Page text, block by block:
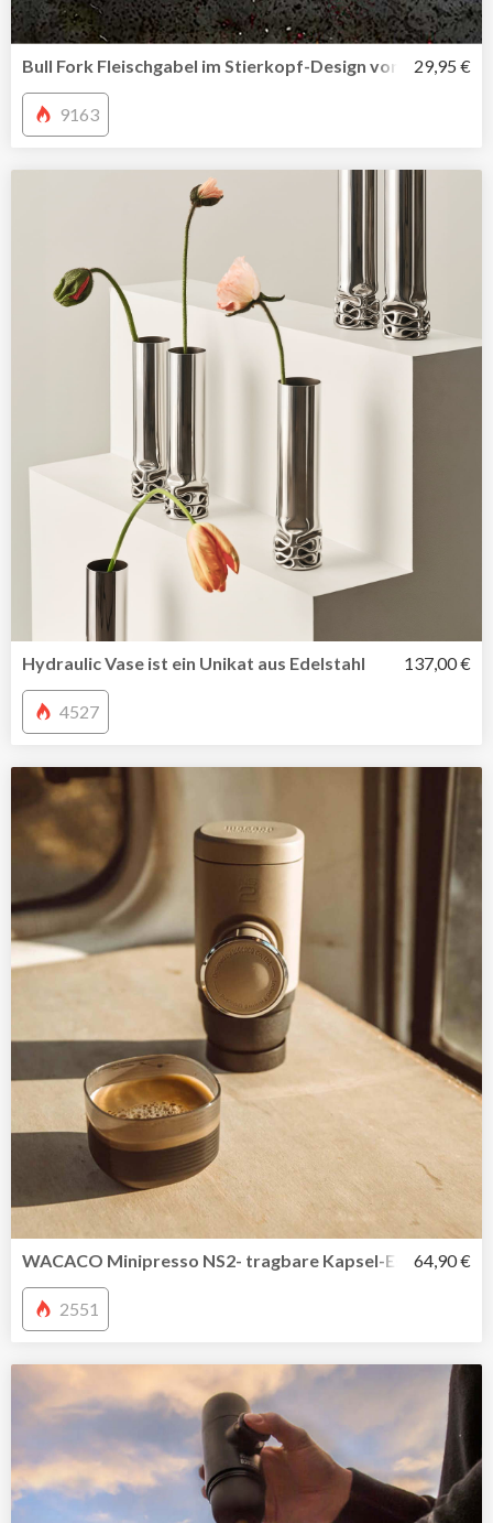
Bull Fork Fleischgabel im Stierkopf-Design von 29,95 €
9163
Hydraulic Vase ist ein Unikat aus Edelstahl 137,00 €
4527
WACACO Minipresso NS2- tragbare Kapsel- 64,90 €
2551